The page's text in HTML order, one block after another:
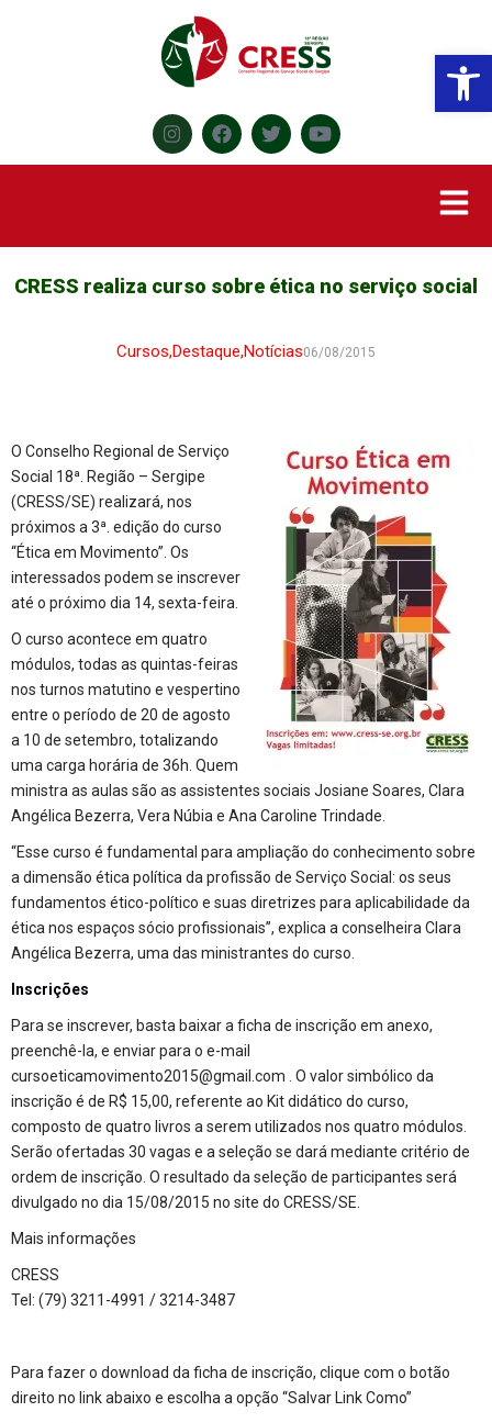
CRESS realiza curso sobre ética no serviço social
Cursos,Destaque,Notícias06/08/2015
O Conselho Regional de Serviço
Social 18ª. Região – Sergipe
(CRESS/SE) realizará, nos
próximos a 3ª. edição do curso
“Ética em Movimento”. Os
interessados podem se inscrever
até o próximo dia 14, sexta-feira.
O curso acontece em quatro
módulos, todas as quintas-feiras
nos turnos matutino e vespertino
entre o período de 20 de agosto
a 10 de setembro, totalizando
uma carga horária de 36h. Quem
ministra as aulas são as assistentes sociais Josiane Soares, Clara
Angélica Bezerra, Vera Núbia e Ana Caroline Trindade.
“Esse curso é fundamental para ampliação do conhecimento sobre
a dimensão ética política da profissão de Serviço Social: os seus
fundamentos ético-político e suas diretrizes para aplicabilidade da
ética nos espaços sócio profissionais”, explica a conselheira Clara
Angélica Bezerra, uma das ministrantes do curso.
Inscrições
Para se inscrever, basta baixar a ficha de inscrição em anexo,
preenchê-la, e enviar para o e-mail
cursoeticamovimento2015@gmail.com . O valor simbólico da
inscrição é de R$ 15,00, referente ao Kit didático do curso,
composto de quatro livros a serem utilizados nos quatro módulos.
Serão ofertadas 30 vagas e a seleção se dará mediante critério de
ordem de inscrição. O resultado da seleção de participantes será
divulgado no dia 15/08/2015 no site do CRESS/SE.
Mais informações
CRESS
Tel: (79) 3211-4991 / 3214-3487
Para fazer o download da ficha de inscrição, clique com o botão
direito no link abaixo e escolha a opção “Salvar Link Como”